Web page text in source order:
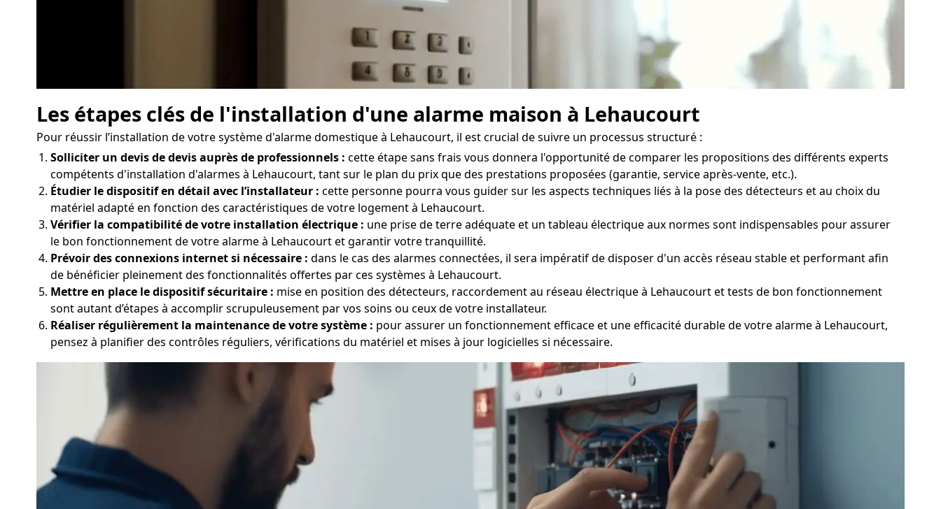
Les étapes clés de l'installation d'une alarme maison à Lehaucourt
Pour réussir l’installation de votre système d'alarme domestique à Lehaucourt, il est crucial de suivre un processus structuré :
Solliciter un devis de devis auprès de professionnels : cette étape sans frais vous donnera l'opportunité de comparer les propositions des différents experts
compétents d'installation d'alarmes à Lehaucourt, tant sur le plan du prix que des prestations proposées (garantie, service après-vente, etc.).
Étudier le dispositif en détail avec l’installateur : cette personne pourra vous guider sur les aspects techniques liés à la pose des détecteurs et au choix du
matériel adapté en fonction des caractéristiques de votre logement à Lehaucourt.
Vérifier la compatibilité de votre installation électrique : une prise de terre adéquate et un tableau électrique aux normes sont indispensables pour assurer
le bon fonctionnement de votre alarme à Lehaucourt et garantir votre tranquillité.
Prévoir des connexions internet si nécessaire : dans le cas des alarmes connectées, il sera impératif de disposer d'un accès réseau stable et performant afin
de bénéficier pleinement des fonctionnalités offertes par ces systèmes à Lehaucourt.
Mettre en place le dispositif sécuritaire : mise en position des détecteurs, raccordement au réseau électrique à Lehaucourt et tests de bon fonctionnement
sont autant d’étapes à accomplir scrupuleusement par vos soins ou ceux de votre installateur.
Réaliser régulièrement la maintenance de votre système : pour assurer un fonctionnement efficace et une efficacité durable de votre alarme à Lehaucourt,
pensez à planifier des contrôles réguliers, vérifications du matériel et mises à jour logicielles si nécessaire.